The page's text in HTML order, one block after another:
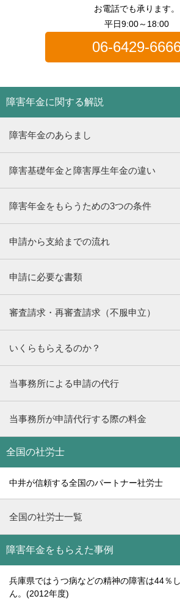
お電話でも承ります。
平日9:00～18:00
06-6429-
障害年金に関する解説
障害年金のあらまし
障害基礎年金と障害厚生年金の違い
障害年金をもらうための3つの条件
申請から支給までの流れ
申請に必要な書類
審査請求・再審査請求（不服申立）
いくらもらえるのか？
当事務所による申請の代行
当事務所が申請代行する際の料金
全国の社労士
中井が信頼する全国のパートナー社労士
全国の社労士一覧
障害年金をもらえた事例
兵庫県ではうつ病などの精神の障害は44％
ん。(2012年度)